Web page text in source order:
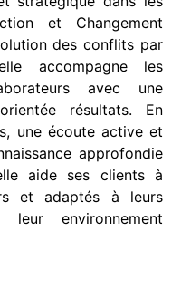
et Changement
des conflits par
accompagne les
avec une
résultats. En
une écoute active et
approfondie
aide ses clients à
et adaptés à leurs
environnement